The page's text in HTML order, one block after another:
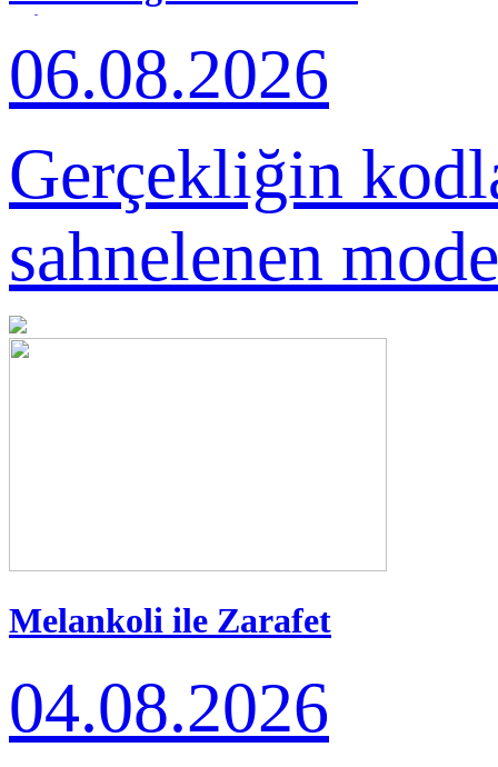
Pinokyo.exe Bodrum'da
06.08.2026
Gerçekliğin
sahnelenen
Melankoli ile Zarafet
Valse Sentimentale
04.08.2026